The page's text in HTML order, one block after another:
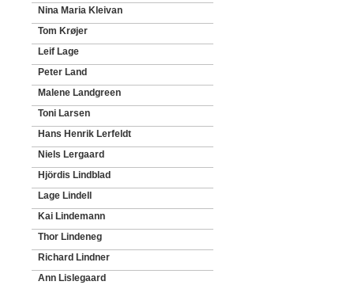
Nina Maria Kleivan
Tom Krøjer
Leif Lage
Peter Land
Malene Landgreen
Toni Larsen
Hans Henrik Lerfeldt
Niels Lergaard
Hjördis Lindblad
Lage Lindell
Kai Lindemann
Thor Lindeneg
Richard Lindner
Ann Lislegaard